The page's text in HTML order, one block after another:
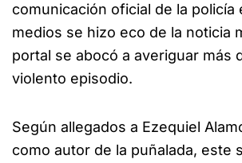
comunicación oficial de la policía
medios se hizo eco de la noticia
portal se abocó a averiguar más
violento episodio.
Según allegados a Ezequiel
como autor de la puñalada, este